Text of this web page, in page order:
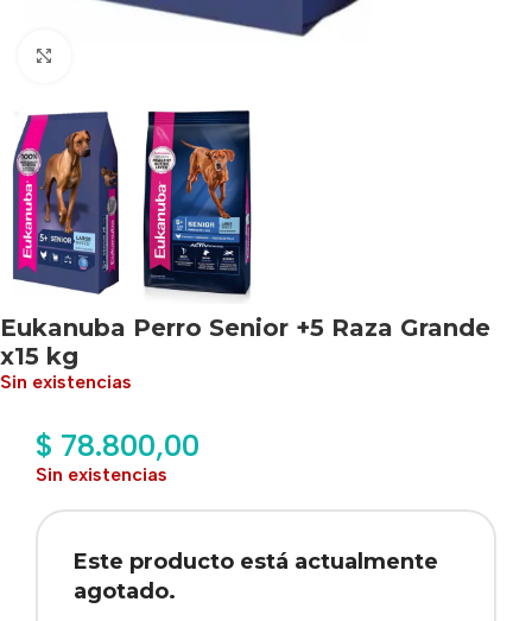
Eukanuba Perro Senior +5 Raza Grande
x15 kg
Sin existencias
$ 78.800,00
Sin existencias
Este producto está actualmente
agotado.